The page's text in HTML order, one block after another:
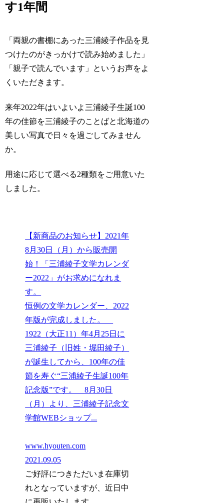
す1年間
「両親の書棚にあった三浦綾子作品を見
つけたのがきっかけで読み始めました」
「親子で読んでいます」というお声をよ
くいただきます。
来年2022年はいよいよ三浦綾子生誕100
年の佳節を三浦綾子のことばと北海道の
美しい写真で日々を過ごしてみません
か。
用途に応じて選べる2種類をご用意いた
しました。
【新商品のお知らせ】2021年
8月30日（月）から販売開
始！「三浦綾子文学カレンダ
ー2022」がお求めになれま
す。
恒例の文学カレンダー、2022
年版が完成しました。
1922（大正11）年4月25日に
三浦綾子（旧姓・堀田綾子）
が誕生してから、100年の佳
節を寿ぐ“三浦綾子生誕100年
記念版”です。 8月30日
（月）より、三浦綾子記念文
学館WEBショップ...
www.hyouten.com
2021.09.05
ご好評につきただいま在庫切
れとなっていますが、近日中